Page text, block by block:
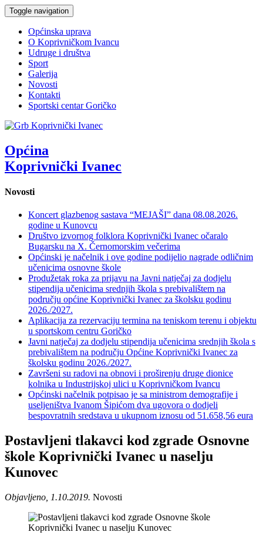
Toggle navigation
Općinska uprava
O Koprivničkom Ivancu
Udruge i društva
Sport
Galerija
Novosti
Kontakti
Sportski centar Goričko
Općina
Koprivnički Ivanec
Novosti
Koncert glazbenog sastava “MEJAŠI” dana 08.08.2026.
godine u Kunovcu
Društvo izvornog folklora Koprivnički Ivanec očaralo
Bugarsku na X. Černomorskim večerima
Općinski je načelnik i ove godine podijelio nagrade odličnim
učenicima osnovne škole
Produžetak roka za prijavu na Javni natječaj za dodjelu
stipendija učenicima srednjih škola s prebivalištem na
području općine Koprivnički Ivanec za školsku godinu
2026./2027.
Aplikacija za rezervaciju termina na teniskom terenu i objektu
u sportskom centru Goričko
Javni natječaj za dodjelu stipendija učenicima srednjih škola s
prebivalištem na području Općine Koprivnički Ivanec za
školsku godinu 2026./2027.
Završeni su radovi na obnovi i proširenju druge dionice
kolnika u Industrijskoj ulici u Koprivničkom Ivancu
Općinski načelnik potpisao je sa ministrom demografije i
useljeništva Ivanom Šipićom dva ugovora o dodjeli
bespovratnih sredstava u ukupnom iznosu od 51.658,56 eura
Postavljeni tlakavci kod zgrade Osnovne
škole Koprivnički Ivanec u naselju
Kunovec
Objavljeno, 1.10.2019. Novosti